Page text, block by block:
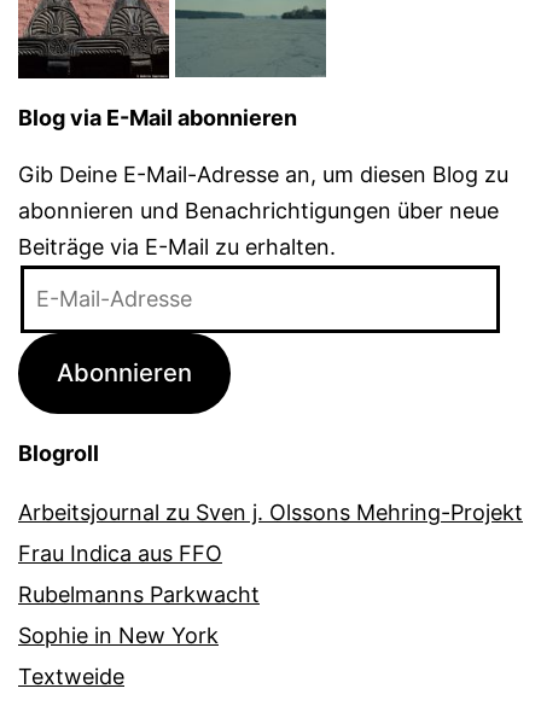
Blog via E-Mail abonnieren
Gib Deine E-Mail-Adresse an, um diesen Blog zu
abonnieren und Benachrichtigungen über neue
Beiträge via E-Mail zu erhalten.
Adresse
Abonnieren
Blogroll
Arbeitsjournal zu Sven j. Olssons Mehring-Projekt
Frau Indica aus FFO
Rubelmanns Parkwacht
Sophie in New York
Textweide